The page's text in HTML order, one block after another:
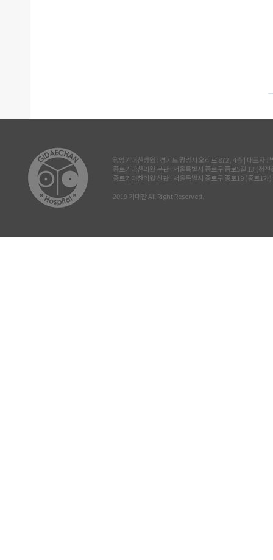
광명기대찬병원 : 경기도 광명시 오리로 872, 4층 | 대표
종로기대찬의원 본관 : 서울특별시 종로구 종로5길 13 (청
종로기대찬의원 신관 : 서울특별시 종로구 종로19 (종로1
2019 기대찬 All Right Reserved.